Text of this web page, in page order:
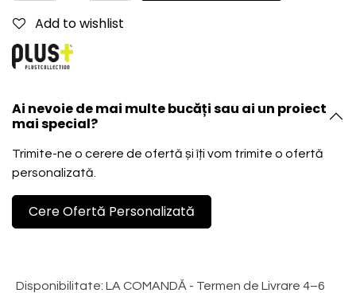
Add to wishlist
Ai nevoie de mai multe bucăți sau ai un proiect
mai special?
Trimite-ne o cerere de ofertă și îți vom trimite o ofertă
personalizată.
Cere Ofertă Personalizată
Disponibilitate: LA COMANDĂ - Termen de Livrare 4–6